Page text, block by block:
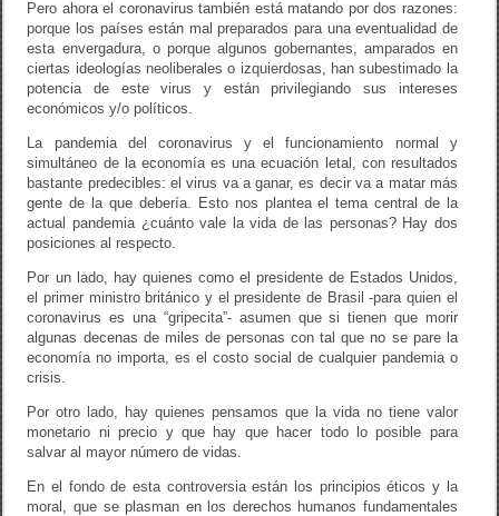
Pero ahora el coronavirus también está matando por dos razones:
porque los países están mal preparados para una eventualidad de
esta envergadura, o porque algunos gobernantes, amparados en
ciertas ideologías neoliberales o izquierdosas, han subestimado la
potencia de este virus y están privilegiando sus intereses
económicos y/o políticos.
La pandemia del coronavirus y el funcionamiento normal y
simultáneo de la economía es una ecuación letal, con resultados
bastante predecibles: el virus va a ganar, es decir va a matar más
gente de la que debería. Esto nos plantea el tema central de la
actual pandemia ¿cuánto vale la vida de las personas? Hay dos
posiciones al respecto.
Por un lado, hay quienes como el presidente de Estados Unidos,
el primer ministro británico y el presidente de Brasil -para quien el
coronavirus es una “gripecita”- asumen que si tienen que morir
algunas decenas de miles de personas con tal que no se pare la
economía no importa, es el costo social de cualquier pandemia o
crisis.
Por otro lado, hay quienes pensamos que la vida no tiene valor
monetario ni precio y que hay que hacer todo lo posible para
salvar al mayor número de vidas.
En el fondo de esta controversia están los principios éticos y la
moral, que se plasman en los derechos humanos fundamentales